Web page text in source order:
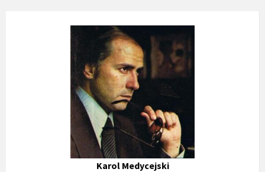
Karol Medycejski